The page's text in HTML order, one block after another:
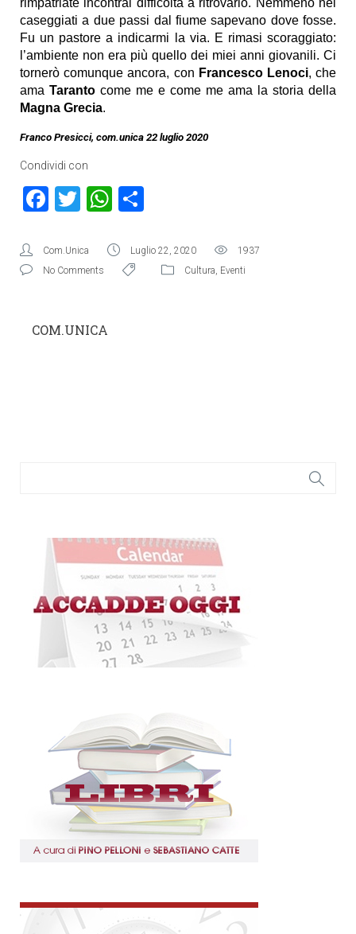
rimpatriate incontrai difficoltà a ritrovarlo. Nemmeno nei
caseggiati a due passi dal fiume sapevano dove fosse.
Fu un pastore a indicarmi la via. E rimasi scoraggiato:
l’ambiente non era più quello dei miei anni giovanili. Ci
tornerò comunque ancora, con Francesco Lenoci, che
ama Taranto come me e come me ama la storia della
Magna Grecia.
Franco Presicci, com.unica 22 luglio 2020
Condividi con
Facebook
TwitterWhatsApp
Com.Unica Luglio 22, 2020
1937
No Comments
Cultura, Eventi
COM.UNICA